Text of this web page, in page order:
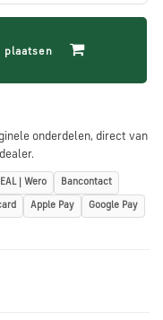
plaatsen
onderdelen, direct van
| Wero Bancontact
Apple Pay Google Pay